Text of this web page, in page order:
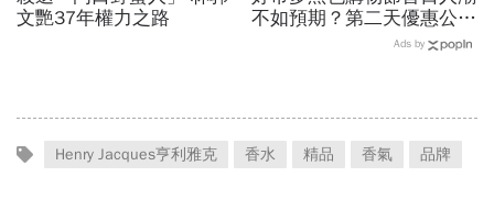
文艷37年權力之路
不如預期？第二天優惠公開
電視、鑽石項鍊拚場
Ads by
Henry Jacques亨利雅克 香水 精品 香氣 品牌